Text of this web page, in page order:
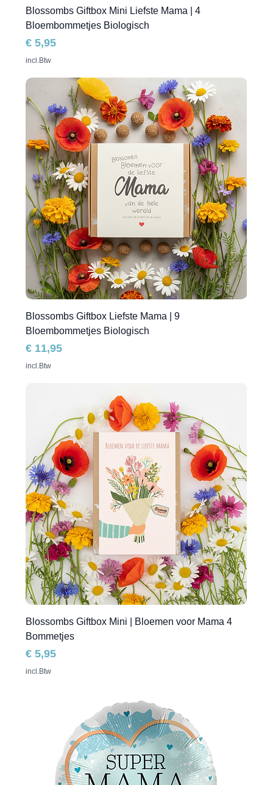
Blossombs Giftbox Mini Liefste Mama | 4
Bloembommetjes Biologisch
Prijs
€ 5,95
incl.Btw
Blossombs Giftbox Liefste Mama | 9
Bloembommetjes Biologisch
Prijs
€ 11,95
incl.Btw
Blossombs Giftbox Mini | Bloemen voor Mama 4
Bommetjes
Prijs
€ 5,95
incl.Btw